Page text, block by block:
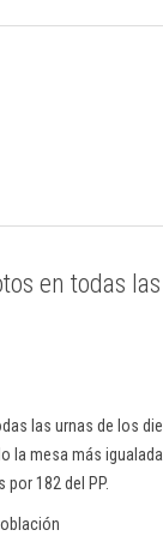
en todas
las urnas de los
la mesa más
182 del PP.